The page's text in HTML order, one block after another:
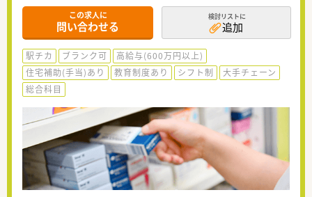
この求人に
問い合わせる
検討リストに
追加
駅チカ ブランク可
高給与(600万円以上)
住宅補助(手当)あり
教育制度あり シフト制
大手チェーン
総合科目